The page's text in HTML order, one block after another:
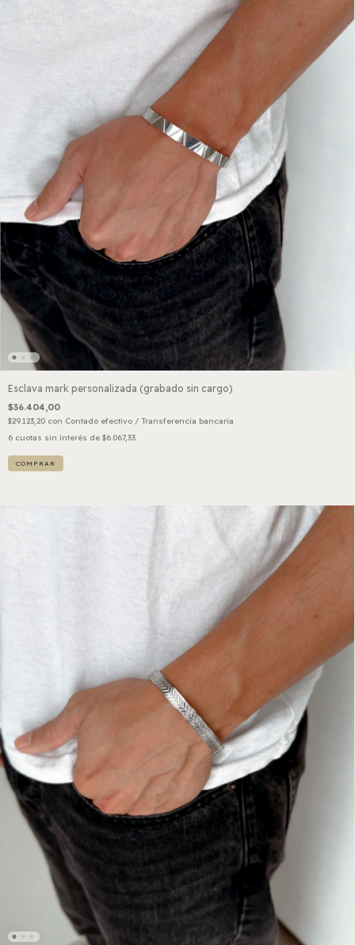
Esclava mark personalizada (grabado sin cargo)
$36.404,00
$29.123,20 con Contado efectivo / Transferencia bancaria
6 cuotas sin interés de $6.067,33